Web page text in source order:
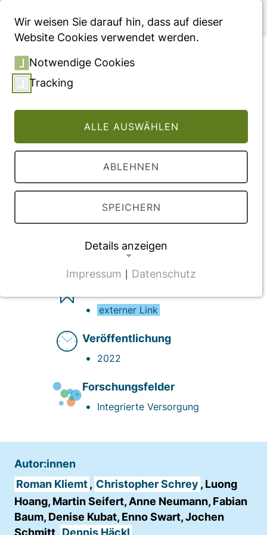
Menü
Gesundheitsökonomische
Evaluation psychiatrischer
Kliniken mit Modellvorhaben
nach § 64b SGB V –
Modellübergreifende
Ergebnisse aus 12
Abschlussberichten der
Evaluationsstudie EVA64
Konferenzabstract für die 14.
dggö Jahrestagung 2022, veröffentlicht auf
externer Link
Veröffentlichung
2022
Forschungsfelder
Integrierte Versorgung
Autor:innen
Roman Kliemt, Christopher Schrey , Luong
Hoang, Martin Seifert, Anne Neumann, Fabian
Baum, Denise Kubat, Enno Swart, Jochen
Schmitt, Dennis Häckl
Wir weisen Sie darauf hin, dass auf dieser
Website Cookies verwendet werden.
Notwendige Cookies
Tracking
ALLE AUSWÄHLEN
ABLEHNEN
SPEICHERN
Details anzeigen
NOTWENDIGE COOKIES
CMS Cookie
fe_typo_user
TYPO3
Zweck:
Frontend Benutzer Identifizierung
Cookie Laufzeit:
TRACKING
Wir werten das Nutzerverhalten mit
Impressum Datenschutz